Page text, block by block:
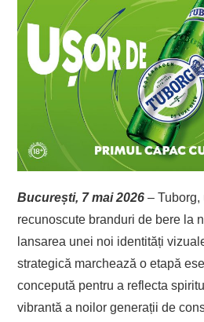
București, 7 mai 2026 – Tuborg,
recunoscute branduri de bere la
lansarea unei noi identități
strategică marchează o etapă
concepută pentru a reflecta
vibrantă a noilor generații de